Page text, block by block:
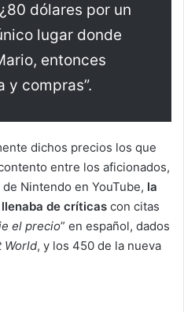
dólares por un
lugar donde
entonces
y compras”.
dichos precios los que
entre los aficionados,
Nintendo en YouTube, la
de críticas con citas
el precio” en español, dados
World, y los 450 de la nueva